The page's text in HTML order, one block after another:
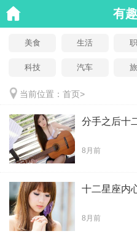
有
美食 生活
科技 汽车
当前位置： 首页>
分手之后十
8月前
十二星座内
8月前